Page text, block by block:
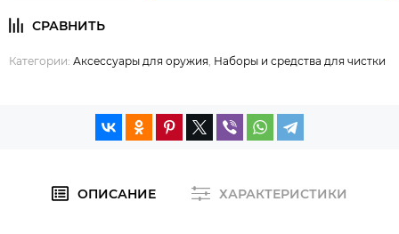
Категории: Аксессуары для оружия Наборы и средства для чистки
ОПИСАНИЕ ХАРАКТЕРИСТИКИ